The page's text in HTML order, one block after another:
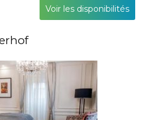
Voir les disponibilités